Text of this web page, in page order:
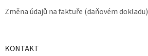
Změna údajů na faktuře (daňovém dokladu)
KONTAKT